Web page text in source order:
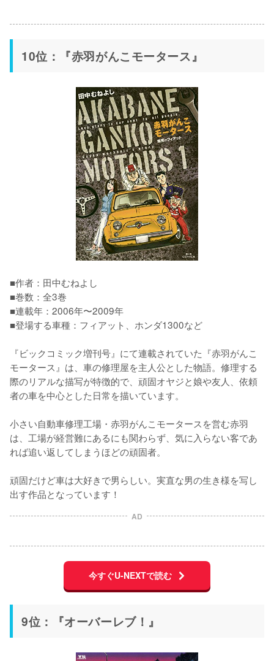
10位：『赤羽がんこモータース』
■作者：田中むねよし
■巻数：全3巻
■連載年：2006年〜2009年
■登場する車種：フィアット、ホンダ1300など
『ビックコミック増刊号』にて連載されていた『赤羽がんこ
モータース』は、車の修理屋を主人公とした物語。修理する
際のリアルな描写が特徴的で、頑固オヤジと娘や友人、依頼
者の車を中心とした日常を描いています。
小さい自動車修理工場・赤羽がんこモータースを営む赤羽
は、工場が経営難にあるにも関わらず、気に入らない客であ
れば追い返してしまうほどの頑固者。
頑固だけど車は大好きで男らしい。実直な男の生き様を写し
出す作品となっています！
AD
今すぐU-NEXTで読む
9位：『オーバーレブ！』